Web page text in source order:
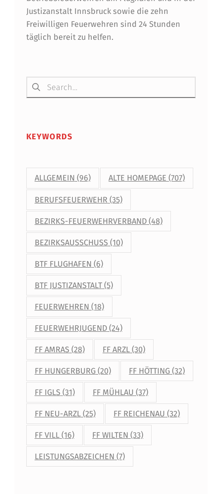
Justizanstalt Innsbruck sowie die zehn
Freiwilligen Feuerwehren sind 24 Stunden
täglich bereit zu helfen.
Suchen nach:
KEYWORDS
ALLGEMEIN (96) ALTE HOMEPAGE (707)
BERUFSFEUERWEHR (35)
BEZIRKS-FEUERWEHRVERBAND(48)
BEZIRKSAUSSCHUSS (10)
BTF FLUGHAFEN (6)
BTF JUSTIZANSTALT(5)
FEUERWEHREN (18)
FEUERWEHRJUGEND(24)
FF AMRAS (28) FF ARZL (30)
FF HUNGERBURG(20) FF HÖTTING (32)
FF IGLS (31) FF MÜHLAU (37)
FF NEU-ARZL(25) FF REICHENAU (32)
FF VILL(16) FF WILTEN (33)
LEISTUNGSABZEICHEN (7)